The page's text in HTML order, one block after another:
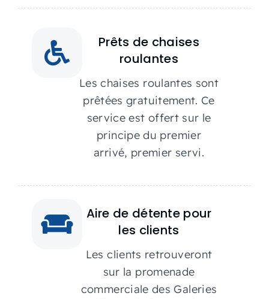
Prêts de chaises
roulantes
Les chaises roulantes sont
prêtées gratuitement. Ce
service est offert sur le
principe du premier
arrivé, premier servi.
Aire de détente pour
les clients
Les clients retrouveront
sur la promenade
commerciale des Galeries